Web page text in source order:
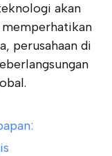
akan
perusahaan di